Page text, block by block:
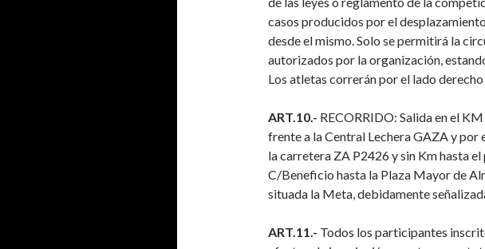
casos producidos por el
desde el mismo. Solo se permitirá la
autorizados por la organización,
Los atletas correrán por el lado
ART.10.- RECORRIDO: Salida en el
frente a la Central Lechera GAZA y por
la carretera ZA P2426 y sin Km hasta
C/Beneficio hasta la Plaza Mayor de
situada la Meta, debidamente
ART.11.- Todos los participantes